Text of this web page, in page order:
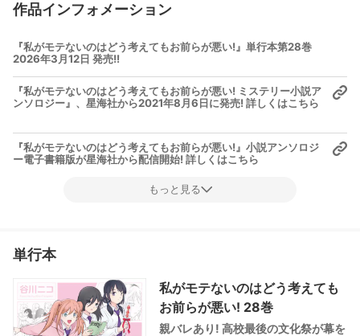
作品インフォメーション
『私がモテないのはどう考えてもお前らが悪い!』単行本第28巻
2026年3月12日 発売!!
『私がモテないのはどう考えてもお前らが悪い! ミステリー小説ア
ンソロジー』、星海社から2021年8月6日に発売! 詳しくはこちら
『私がモテないのはどう考えてもお前らが悪い!』小説アンソロジ
ー電子書籍版が星海社から配信開始! 詳しくはこちら
もっと見る
単行本
私がモテないのはどう考えても
お前らが悪い! 28巻
親バレあり! 高校最後の文化祭が幕を